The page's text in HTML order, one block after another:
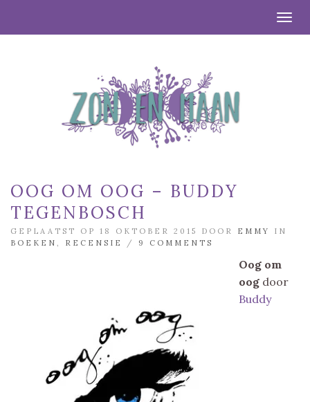
OOG OM OOG – BUDDY
TEGENBOSCH
GEPLAATST OP 18 OKTOBER 2015 DOOR EMMY
IN
BOEKEN
RECENSIE / 9 COMMENTS
Oog om
oog door
Buddy